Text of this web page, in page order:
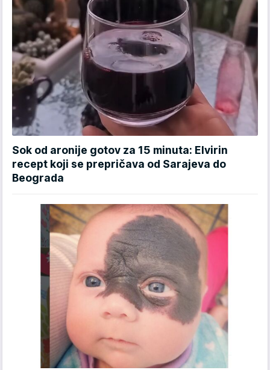
Sok od aronije gotov za 15 minuta: Elvirin
recept koji se prepričava od Sarajeva do
Beograda